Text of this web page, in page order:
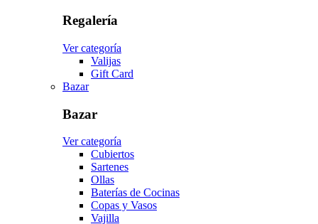
Regalería
Ver categoría
Valijas
Gift Card
Bazar
Bazar
Ver categoría
Cubiertos
Sartenes
Ollas
Baterías de Cocinas
Copas y Vasos
Vajilla